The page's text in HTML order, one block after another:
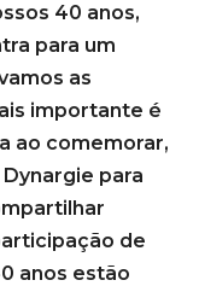
40 anos,
para um
as
importante é
ao comemorar,
para
de
anos estão